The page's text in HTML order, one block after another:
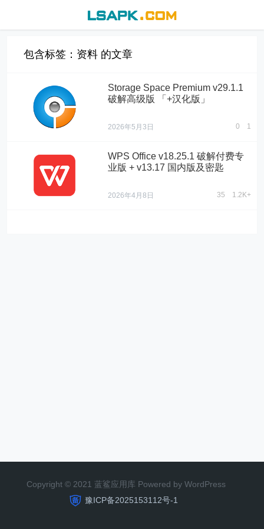
包含标签：资料 的文章
Storage Space Premium v29.1.1
破解高级版 「+汉化版」
2026年5月3日 0 1
WPS Office v18.25.1 破解付费专
业版 + v13.17 国内版及密匙
2026年4月8日 35 1.2K+
Copyright © 2021 蓝鲨应用库 Powered by WordPress
豫ICP备2025153112号-1